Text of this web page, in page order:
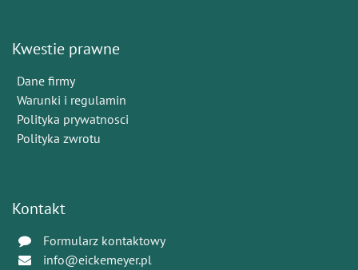
Kwestie prawne
Dane firmy
Warunki i regulamin
Polityka prywatnosci
Polityka zwrotu
Kontakt
Formularz kontaktowy
info@eickemeyer.pl